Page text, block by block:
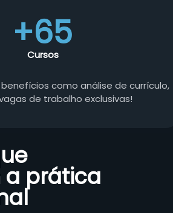
+65
Cursos
como análise de currículo,
de trabalho exclusivas!
prática